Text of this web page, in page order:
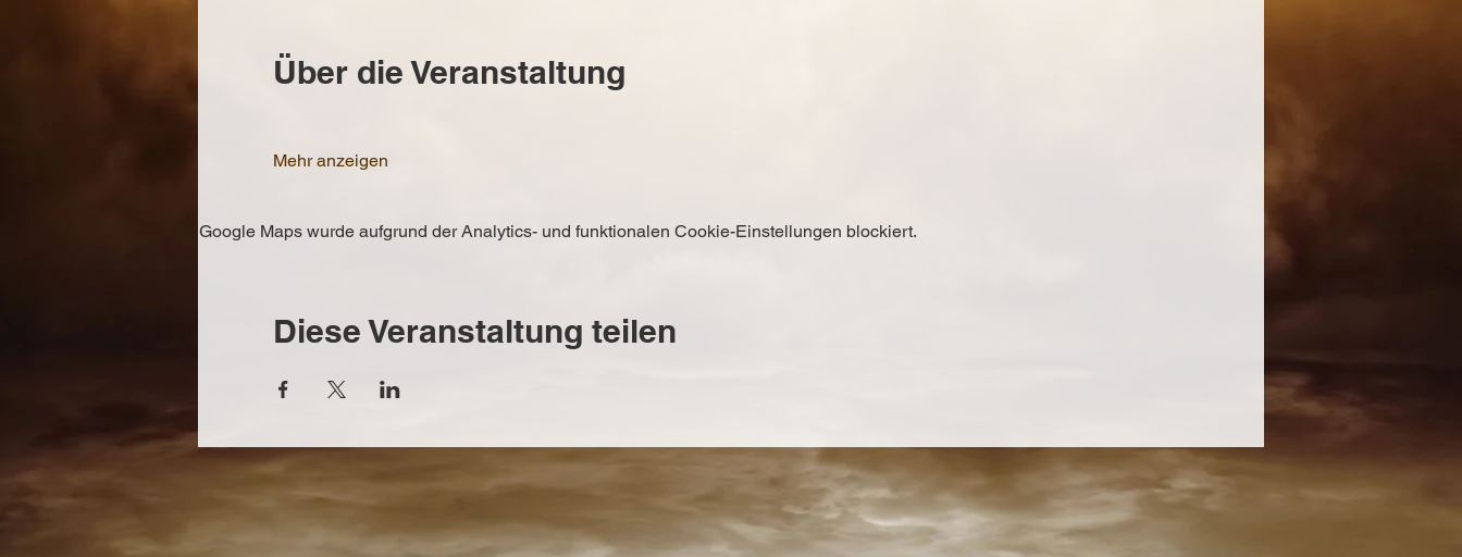
Über die Veranstaltung
Mehr anzeigen
Google Maps wurde aufgrund der Analytics- und funktionalen Cookie-Einstellungen blockiert.
Diese Veranstaltung teilen